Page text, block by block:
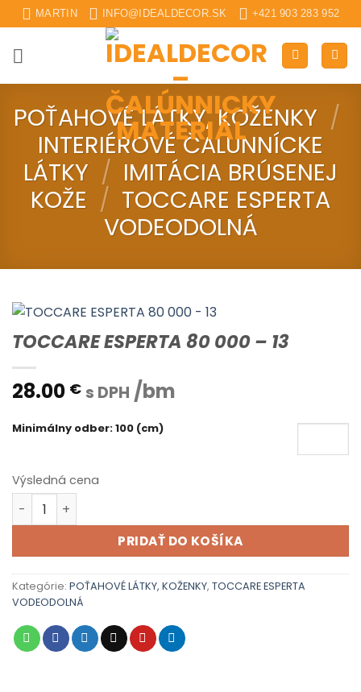
Skip
to
content
MARTIN INFO@IDEALDECOR.SK +421 903 283 952
POŤAHOVÉ LÁTKY, KOŽENKY /
INTERIÉROVÉ ČALUNNÍCKE
LÁTKY / IMITÁCIA BRÚSENEJ
KOŽE / TOCCARE ESPERTA
VODEODOLNÁ
TOCCARE ESPERTA 80 000 – 13
28.00 € s DPH /bm
Minimálny odber: 100 (cm)
Výsledná cena
množstvo TOCCARE ESPERTA 80 000 - 13
PRIDAŤ DO KOŠÍKA
Kategórie: POŤAHOVÉ LÁTKY, KOŽENKY, TOCCARE ESPERTA
VODEODOLNÁ